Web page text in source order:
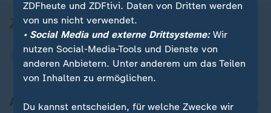
Aktuell bei ZDFheute
ZDFheute und ZDFtivi. Daten von Dritten werden
von uns nicht verwendet.
• Social Media und externe Drittsysteme:Wir
nutzen Social-Media-Tools und Dienste von
anderen Anbietern. Unter anderem um das Teilen
von Inhalten zu ermöglichen.
Du kannst entscheiden, für welche Zwecke wir